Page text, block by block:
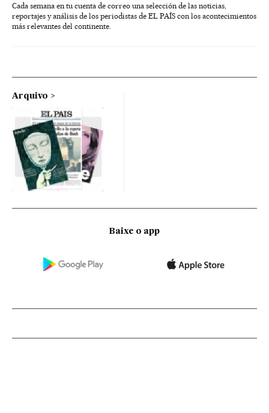
Cada semana en tu cuenta de correo una selección de las noticias,
reportajes y análisis de los periodistas de EL PAÍS con los acontecimientos
más relevantes del continente.
Arquivo
Baixe o app